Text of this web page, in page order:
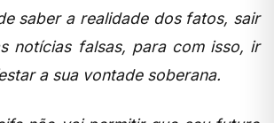
saber a realidade dos fatos, sair
notícias falsas, para com isso, ir
a sua vontade soberana.